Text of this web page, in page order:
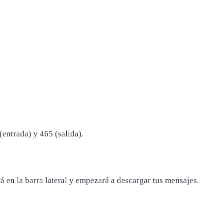
y 465 (salida).
en la barra lateral y empezará a descargar tus mensajes.